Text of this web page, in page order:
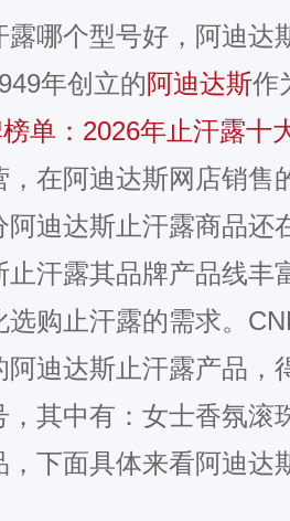
露哪个型号好，阿迪达
年创立的阿迪达斯作
单：2026年止汗露十
，在阿迪达斯网店销售
阿迪达斯止汗露商品还
止汗露其品牌产品线丰
选购止汗露的需求。
阿迪达斯止汗露产品，
，其中有：女士香氛滚
，下面具体来看阿迪达